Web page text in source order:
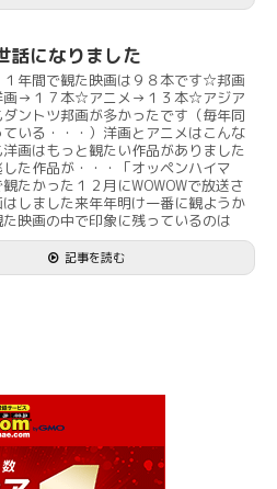
話になりました
１年間で観た映画は９８本です☆邦画
→１７本☆アニメ→１３本☆アジア
ントツ邦画が多かったです（毎年同
いる・・・）洋画とアニメはこんな
画はもっと観たい作品がありました
た作品が・・・「オッペンハイマ
たかった１２月にWOWOWで放送さ
しました来年年明け一番に観ようか
映画の中で印象に残っているのは
記事を読む